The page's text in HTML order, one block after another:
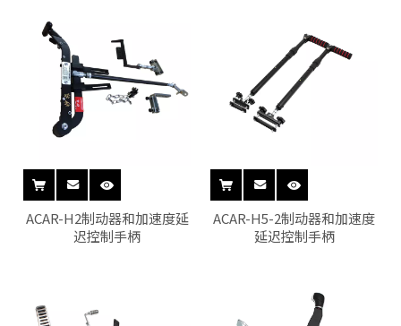
调节的延迟机制和高度响应的反馈。它与汽车的原始制动系统
无缝集成，在紧急情况下提供了快速有效的停止功率。 用高质
量的耐用材料制成的手柄在驾驶过程中保持稳定，而无需摇动
或松动。它通过将优质质量与负担能力相结合，从而为金钱提
供了杰出的价值。
ACAR-H2制动器和加速度延
迟控制手柄
ACAR-H5-2制动器和加速度
延迟控制手柄